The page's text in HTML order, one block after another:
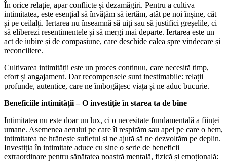
În orice relație, apar conflicte și dezamăgiri. Pentru a cultiva
intimitatea, este esențial să învățăm să iertăm, atât pe noi înșine, cât
și pe ceilalți. Iertarea nu înseamnă să uiți sau să justifici greșelile, ci
să eliberezi resentimentele și să mergi mai departe. Iertarea este un
act de iubire și de compasiune, care deschide calea spre vindecare și
reconciliere.
Cultivarea intimității este un proces continuu, care necesită timp,
efort și angajament. Dar recompensele sunt inestimabile: relații
profunde, autentice, care ne îmbogățesc viața și ne aduc bucurie.
Beneficiile intimității – O investiție în starea ta de bine
Intimitatea nu este doar un lux, ci o necesitate fundamentală a ființei
umane. Asemenea aerului pe care îl respirăm sau apei pe care o bem,
intimitatea ne hrănește sufletul și ne ajută să ne dezvoltăm pe deplin.
Investiția în intimitate aduce cu sine o serie de beneficii
extraordinare pentru sănătatea noastră mentală, fizică și emoțională: